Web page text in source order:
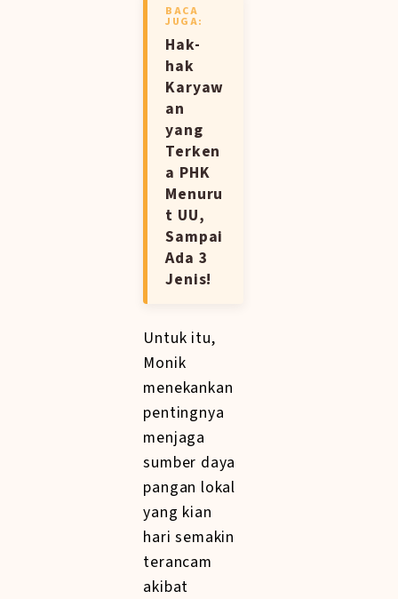
BACA
JUGA:
Hak-
hak
Karyaw
an
yang
Terken
a PHK
Menuru
t UU,
Sampai
Ada 3
Jenis!
Untuk itu,
Monik
menekankan
pentingnya
menjaga
sumber daya
pangan lokal
yang kian
hari semakin
terancam
akibat